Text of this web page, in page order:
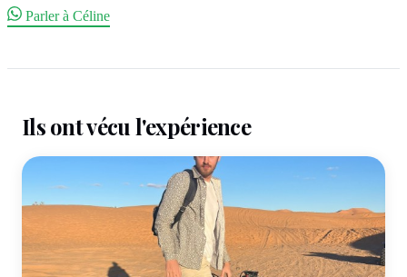
Parler à Céline
Ils ont vécu l'expérience